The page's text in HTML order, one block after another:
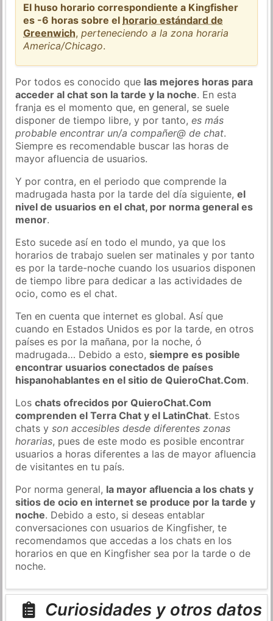
El huso horario correspondiente a Kingfisher
es -6 horas sobre el horario estándard de
Greenwich,perteneciendo a la zona horaria
America/Chicago.
Por todos es conocido que las mejores horas para
acceder al chat son la tarde y la noche. En esta
franja es el momento que, en general, se suele
disponer de tiempo libre, y por tanto,es más
probable encontrar un/a compañer@ de chat.
Siempre es recomendable buscar las horas de
mayor afluencia de usuarios.
Y por contra, en el periodo que comprende la
madrugada hasta por la tarde del día siguiente,el
nivel de usuarios en el chat, por norma general es
menor.
Esto sucede así en todo el mundo, ya que los
horarios de trabajo suelen ser matinales y por tanto
es por la tarde-noche cuando los usuarios disponen
de tiempo libre para dedicar a las actividades de
ocio, como es el chat.
Ten en cuenta que internet es global. Así que
cuando en Estados Unidos es por la tarde, en otros
países es por la mañana, por la noche, ó
madrugada… Debido a esto,siempre es posible
encontrar usuarios conectados de países
hispanohablantes en el sitio de QuieroChat.Com.
Loschats ofrecidos por QuieroChat.Com
comprenden el Terra Chat y el LatinChat. Estos
chats yson accesibles desde diferentes zonas
horarias, pues de este modo es posible encontrar
usuarios a horas diferentes a las de mayor afluencia
de visitantes en tu país.
Por norma general, la mayor afluencia a los chats y
sitios de ocio en internet se produce por la tarde y
noche. Debido a esto, si deseas entablar
conversaciones con usuarios de Kingfisher, te
recomendamos que accedas a los chats en los
horarios en que en Kingfisher sea por la tarde o de
noche.
Curiosidades y otros datos